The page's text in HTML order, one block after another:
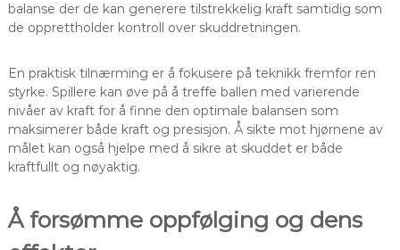
balanse der de kan generere tilstrekkelig kraft samtidig som
de opprettholder kontroll over skuddretningen.
En praktisk tilnærming er å fokusere på teknikk fremfor ren
styrke. Spillere kan øve på å treffe ballen med varierende
nivåer av kraft for å finne den optimale balansen som
maksimerer både kraft og presisjon. Å sikte mot hjørnene av
målet kan også hjelpe med å sikre at skuddet er både
kraftfullt og nøyaktig.
Å forsømme oppfølging og dens